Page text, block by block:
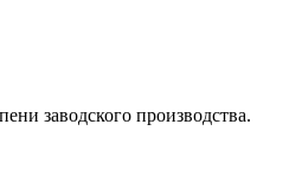
заводского производства.